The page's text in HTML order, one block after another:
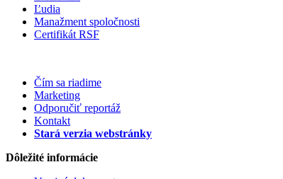
Ľudia
Manažment spoločnosti
Certifikát RSF
Čím sa riadime
Marketing
Odporučiť reportáž
Kontakt
Stará verzia webstránky
Dôležité informácie